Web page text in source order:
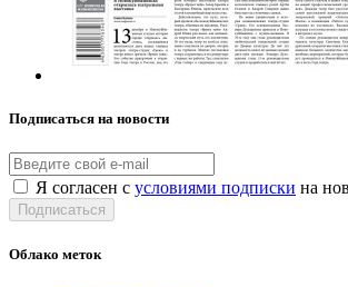
Подписаться на новости
Я согласен с условиями подписки на
Подписаться
Облако меток